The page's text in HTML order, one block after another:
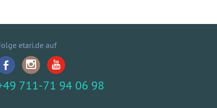
etari.de auf
711-71 94 06 98